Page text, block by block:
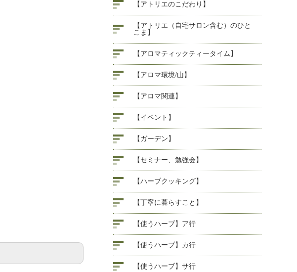
【アトリエのこだわり】
【アトリエ（自宅サロン含む）のひと
こま】
【アロマティックティータイム】
【アロマ環境/山】
【アロマ関連】
【イベント】
【ガーデン】
【セミナー、勉強会】
【ハーブクッキング】
【丁寧に暮らすこと】
【使うハーブ】ア行
【使うハーブ】カ行
【使うハーブ】サ行